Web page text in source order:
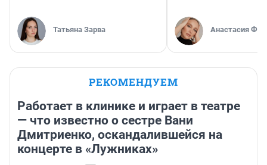
Татьяна Зарва Анастасия
РЕКОМЕНДУЕМ
Работает в клинике и играет в театре
— что известно о сестре Вани
Дмитриенко, оскандалившейся на
концерте в «Лужниках»